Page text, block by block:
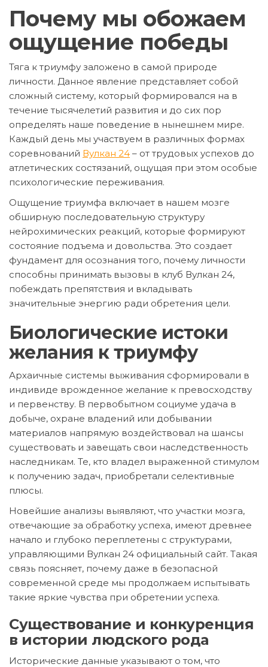
Почему мы обожаем
ощущение победы
Тяга к триумфу заложено в самой природе
личности. Данное явление представляет собой
сложный систему, который формировался на в
течение тысячелетий развития и до сих пор
определять наше поведение в нынешнем мире.
Каждый день мы участвуем в различных формах
соревнований Вулкан 24 – от трудовых успехов до
атлетических состязаний, ощущая при этом особые
психологические переживания.
Ощущение триумфа включает в нашем мозге
обширную последовательную структуру
нейрохимических реакций, которые формируют
состояние подъема и довольства. Это создает
фундамент для осознания того, почему личности
способны принимать вызовы в клуб Вулкан 24,
побеждать препятствия и вкладывать
значительные энергию ради обретения цели.
Биологические истоки
желания к триумфу
Архаичные системы выживания сформировали в
индивиде врожденное желание к превосходству
и первенству. В первобытном социуме удача в
добыче, охране владений или добывании
материалов напрямую воздействовал на шансы
существовать и завещать свои наследственность
наследникам. Те, кто владел выраженной стимулом
к получению задач, приобретали селективные
плюсы.
Новейшие анализы выявляют, что участки мозга,
отвечающие за обработку успеха, имеют древнее
начало и глубоко переплетены с структурами,
управляющими Вулкан 24 официальный сайт. Такая
связь поясняет, почему даже в безопасной
современной среде мы продолжаем испытывать
такие яркие чувства при обретении успеха.
Существование и конкуренция
в истории людского рода
Исторические данные указывают о том, что